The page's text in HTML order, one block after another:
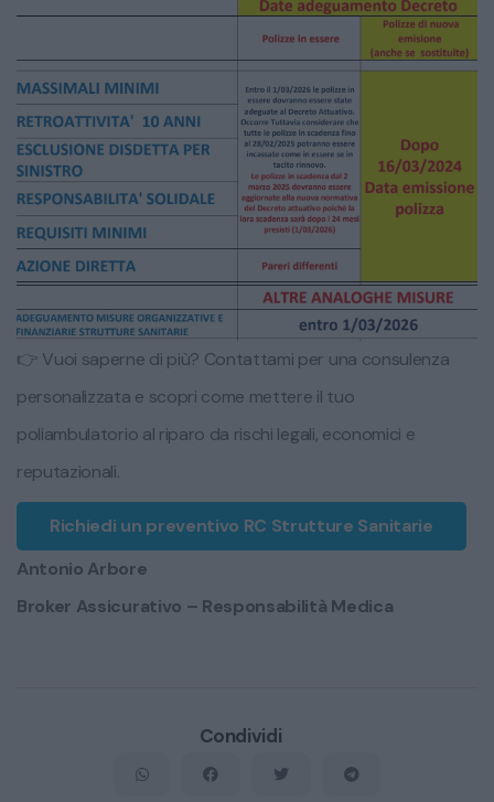
👉 Vuoi saperne di più? Contattami per una consulenza
personalizzata e scopri come mettere il tuo
poliambulatorio al riparo da rischi legali, economici e
reputazionali.
Richiedi un preventivo RC Strutture Sanitarie
Antonio Arbore
Broker Assicurativo – Responsabilità Medica
Condividi